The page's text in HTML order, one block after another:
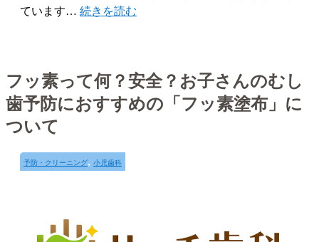
ています… 続きを読む
フッ素って何？安全？お子さんのむし
歯予防におすすめの「フッ素塗布」に
ついて
予防・クリーニング, 小児歯科